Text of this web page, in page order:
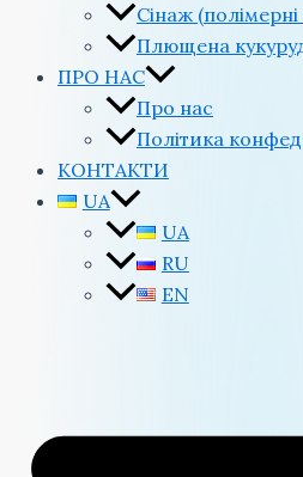
Сінаж
Плющена
ПРО НАС
Про нас
Політика
КОНТАКТИ
UA
UA
RU
EN